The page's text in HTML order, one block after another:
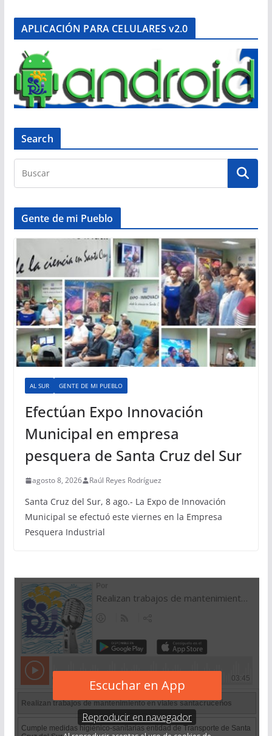
APLICACIÓN PARA CELULARES v2.0
Search
Gente de mi Pueblo
AL SUR GENTE DE MI PUEBLO
Efectúan Expo Innovación
Municipal en empresa
pesquera de Santa Cruz del Sur
agosto 8, 2026 Raúl Reyes Rodríguez
Santa Cruz del Sur, 8 ago.- La Expo de Innovación
Municipal se efectuó este viernes en la Empresa
Pesquera Industrial